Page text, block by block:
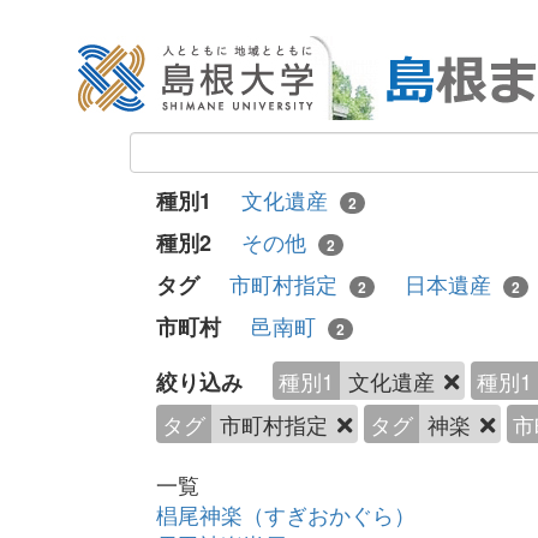
種別1 文化遺産 2
種別2 その他 2
タグ 市町村指定 2 日本遺産 2
市町村 邑南町 2
絞り込み 種別1 文化遺産
種別1
タグ 市町村指定 タグ 神楽
一覧
椙尾神楽（すぎおかぐら）